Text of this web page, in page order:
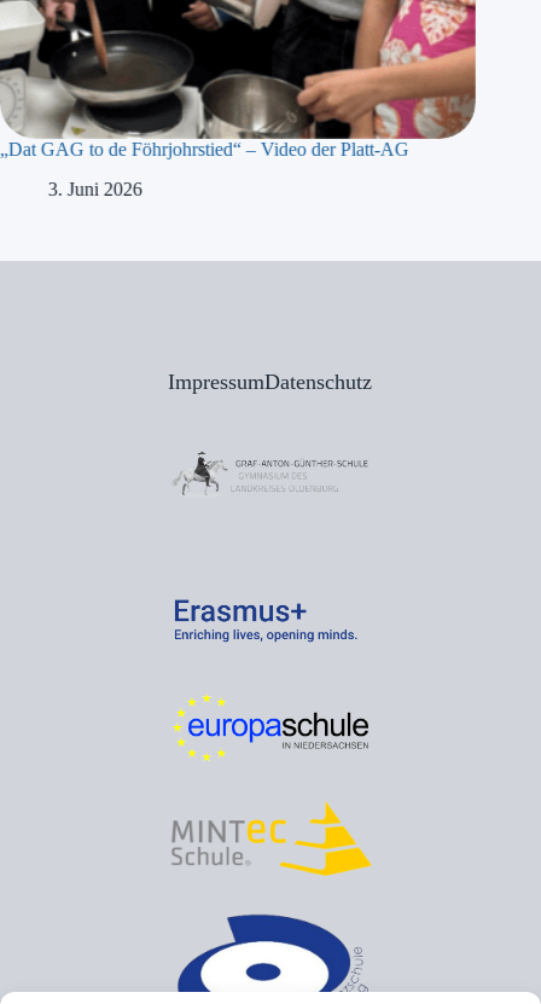
„Dat GAG to de Föhrjohrstied“ – Video der Platt-AG
3. Juni 2026
ImpressumDatenschutz